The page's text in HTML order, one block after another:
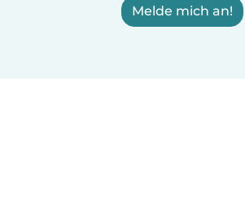
Melde mich an!